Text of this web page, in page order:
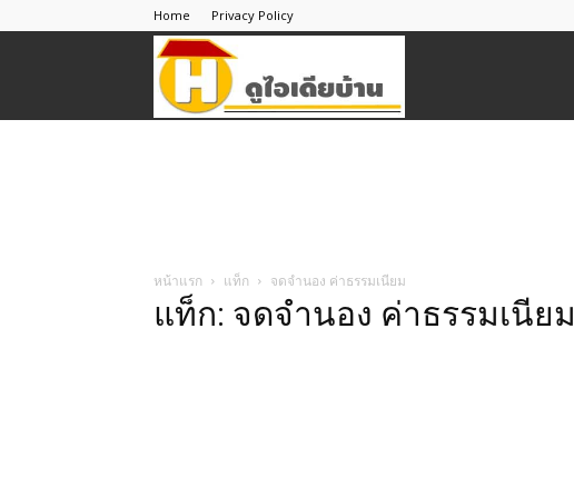
Home Privacy Policy
หน้าแรก แท็ก จดจํานอง ค่าธรรมเนียม
แท็ก: จดจํานอง ค่าธรรมเนียม